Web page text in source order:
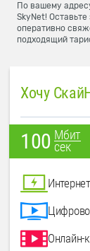
По вашему
SkyNet!
оперативно
подходящий
Хочу
100 Мбит
сек
Онлайн-